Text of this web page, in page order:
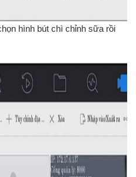
hình bút chì chỉnh sữa rồi